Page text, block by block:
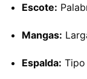
Escote:
Mangas:
Espalda: